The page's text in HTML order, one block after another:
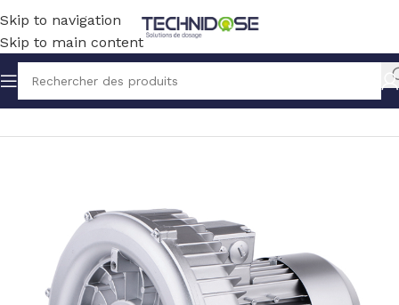
Skip to navigation
Skip to main content
Accueil BLOWERS POMPE A VIDE SOUFFLANTE